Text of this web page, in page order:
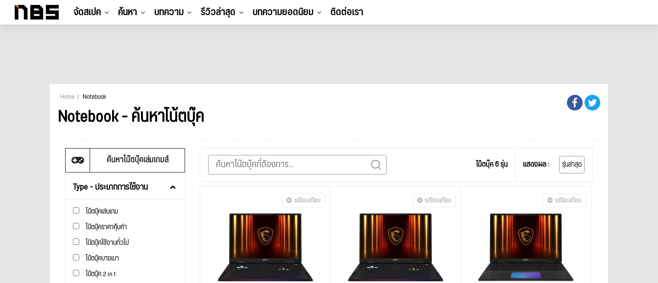
จัดสเปค ค้นหา บทความ รีวิวล่าสุด บทความยอดนิยม ติดต่อเรา
Home Notebook
Notebook - ค้นหาโน้ตบุ๊ค
ค้นหาโน๊ตบุ๊คเล่มเกมส์
Type - ประเภทการใช้งาน
โน้ตบุ๊คเล่นเกม
โน๊ตบุ๊คราคาคุ้มค่า
โน๊ตบุ๊คใช้งานทั่วไป
โน๊ตบุ๊คบางเบา
โน๊ตบุ๊ค 2 in 1
โน็ตบุ๊ค 6 รุ่น แสดงผล : รุ่นล่าสุด
เปรียบเทียบ เปรียบเทียบ เปรียบเทียบ